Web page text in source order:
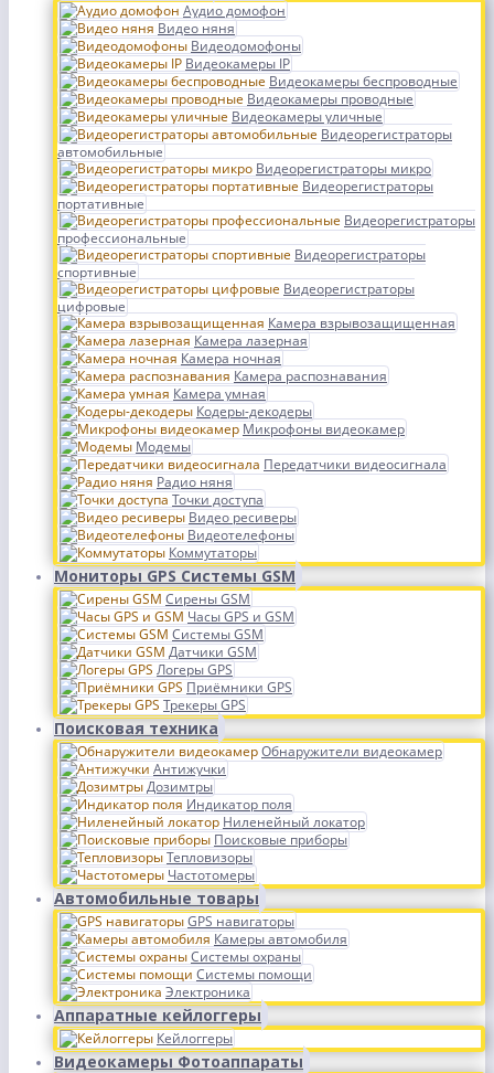
Аудио домофон
Видео няня
Видеодомофоны
Видеокамеры IP
Видеокамеры беспроводные
Видеокамеры проводные
Видеокамеры уличные
Видеорегистраторы
автомобильные
Видеорегистраторы микро
Видеорегистраторы
портативные
Видеорегистраторы
профессиональные
Видеорегистраторы
спортивные
Видеорегистраторы
цифровые
Камера взрывозащищенная
Камера лазерная
Камера ночная
Камера распознавания
Камера умная
Кодеры-декодеры
Микрофоны видеокамер
Модемы
Передатчики видеосигнала
Радио няня
Точки доступа
Видео ресиверы
Видеотелефоны
Коммутаторы
Мониторы GPS Системы GSM
Сирены GSM
Часы GPS и GSM
Системы GSM
Датчики GSM
Логеры GPS
Приёмники GPS
Трекеры GPS
Поисковая техника
Обнаружители видеокамер
Антижучки
Дозимтры
Индикатор поля
Ниленейный локатор
Поисковые приборы
Тепловизоры
Частотомеры
Автомобильные товары
GPS навигаторы
Камеры автомобиля
Системы охраны
Системы помощи
Электроника
Аппаратные кейлоггеры
Кейлоггеры
Видеокамеры Фотоаппараты